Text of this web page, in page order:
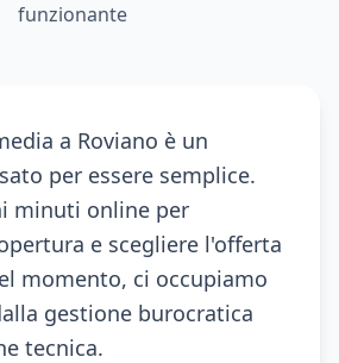
funzionante
a Roviano è un
per essere semplice.
minuti online per
e scegliere l'offerta
momento, ci occupiamo
gestione burocratica
tecnica.